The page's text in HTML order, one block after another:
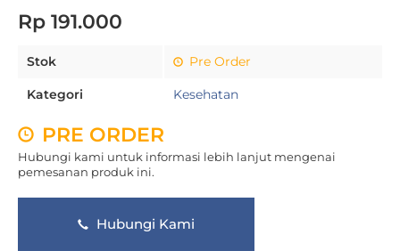
Rp 191.000
Stok Pre Order
Kategori Kesehatan
PRE ORDER
Hubungi kami untuk informasi lebih lanjut mengenai
pemesanan produk ini.
Hubungi Kami